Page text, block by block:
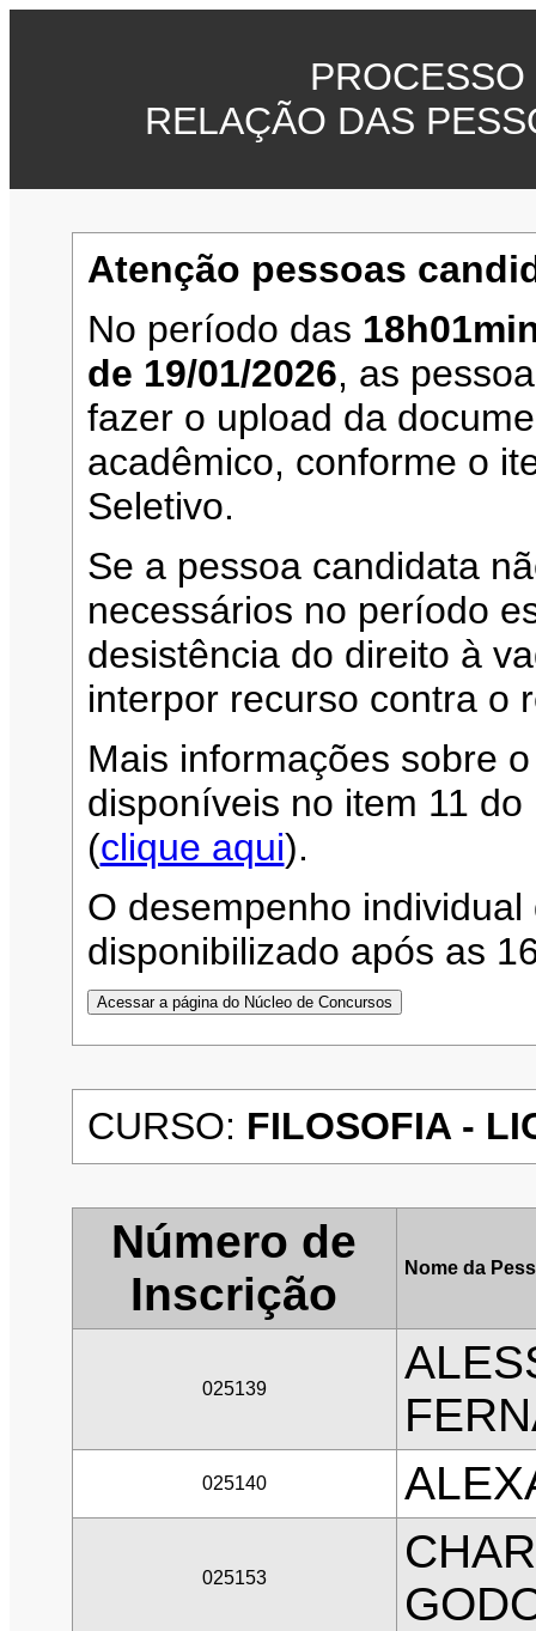
RELAÇÃO DAS
Atenção pessoas
No período das
de 19/01/2026, as
fazer o upload da
acadêmico, conforme o
Seletivo.
Se a pessoa candidata
necessários no período
desistência do direito à
interpor recurso contra o
Mais informações sobre
disponíveis no item 11
(clique aqui).
O desempenho
disponibilizado após as
CURSO: FILOSOFIA -
Número de
Inscrição
Nome da
025139
025140
025153